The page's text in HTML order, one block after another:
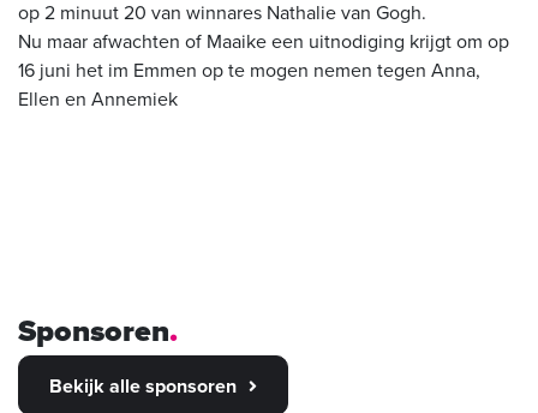
op 2 minuut 20 van winnares Nathalie van Gogh.
Nu maar afwachten of Maaike een uitnodiging krijgt om op
16 juni het im Emmen op te mogen nemen tegen Anna,
Ellen en Annemiek
Sponsoren
Bekijk alle sponsoren